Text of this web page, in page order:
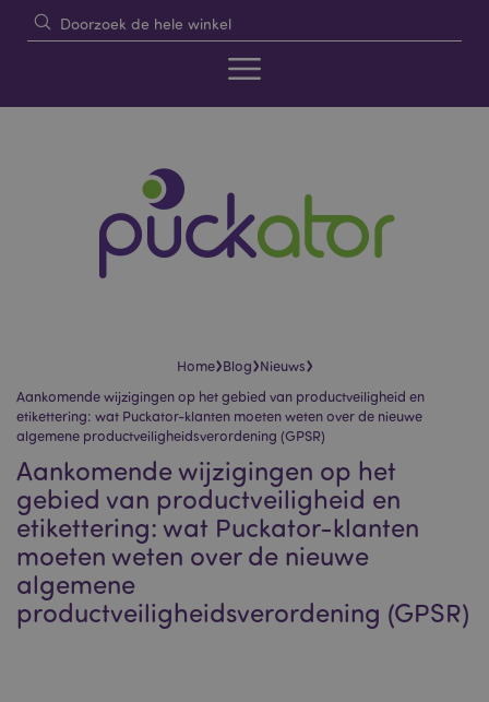
Home›Blog›Nieuws›
Aankomende wijzigingen op het gebied van productveiligheid en
etikettering: wat Puckator-klanten moeten weten over de nieuwe
algemene productveiligheidsverordening (GPSR)
Aankomende wijzigingen op het
gebied van productveiligheid en
etikettering: wat Puckator-klanten
moeten weten over de nieuwe
algemene
productveiligheidsverordening (GPSR)